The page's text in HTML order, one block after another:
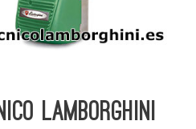
Lamborghini